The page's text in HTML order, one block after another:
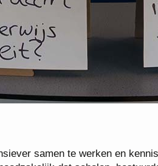
samen te werken en